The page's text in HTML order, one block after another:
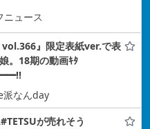
ニュース
vol.366』限定表紙ver.で表
。18期の動画ｷﾀ
なんday
が売れそう